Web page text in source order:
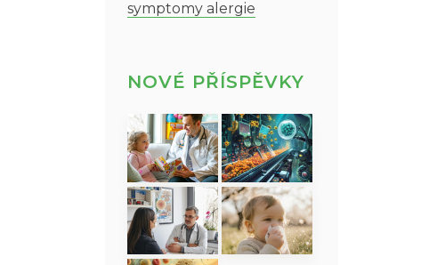
symptomy alergie
NOVÉ PŘÍSPĚVKY